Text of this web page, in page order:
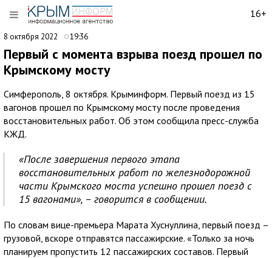
16+
8 октября 2022 19:36
Первый с момента взрыва поезд прошел по
Крымскому мосту
Симферополь, 8 октября. Крыминформ. Первый поезд из 15
вагонов прошел по Крымскому мосту после проведения
восстановительных работ. Об этом сообщила пресс-служба
КЖД.
«После завершения первого этапа
восстановительных работ по железнодорожной
части Крымского моста успешно прошел поезд с
15 вагонами», – говорится в сообщении.
По словам вице-премьера Марата Хуснуллина, первый поезд –
грузовой, вскоре отправятся пассажирские. «Только за ночь
планируем пропустить 12 пассажирских составов. Первый